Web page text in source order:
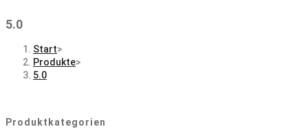
5.0
Start>
Produkte>
5.0
Produktkategorien